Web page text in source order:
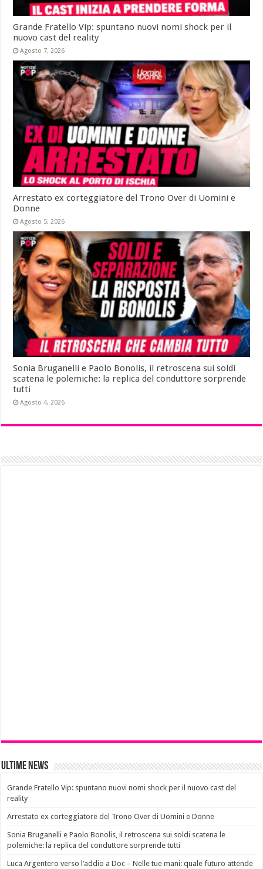
Grande Fratello Vip: spuntano nuovi nomi shock per il
nuovo cast del reality
Agosto 7, 2026
Arrestato ex corteggiatore del Trono Over di Uomini e
Donne
Agosto 5, 2026
Sonia Bruganelli e Paolo Bonolis, il retroscena sui soldi
scatena le polemiche: la replica del conduttore sorprende
tutti
Agosto 4, 2026
Ultime News
Grande Fratello Vip: spuntano nuovi nomi shock per il nuovo cast del
reality
Arrestato ex corteggiatore del Trono Over di Uomini e Donne
Sonia Bruganelli e Paolo Bonolis, il retroscena sui soldi scatena le
polemiche: la replica del conduttore sorprende tutti
Luca Argentero verso l’addio a Doc – Nelle tue mani: quale futuro attende